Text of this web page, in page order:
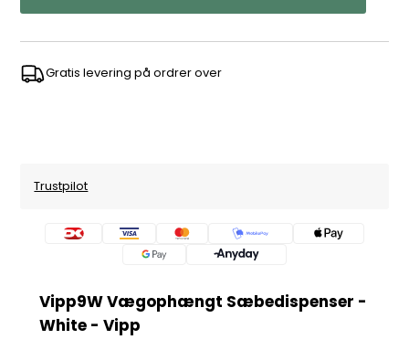
Gratis levering på ordrer over
Trustpilot
Vipp9W Vægophængt Sæbedispenser -
White - Vipp